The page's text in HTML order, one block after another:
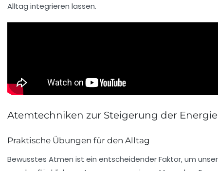
Alltag integrieren lassen.
Atemtechniken zur Steigerung der Energie
Praktische Übungen für den Alltag
Bewusstes Atmen ist ein entscheidender Faktor, um